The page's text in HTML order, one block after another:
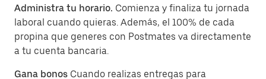
Administra tu horario. Comienza y finaliza tu jornada
laboral cuando quieras. Además, el 100% de cada
propina que generes con Postmates va directamente
a tu cuenta bancaria.
Gana bonos Cuando realizas entregas para